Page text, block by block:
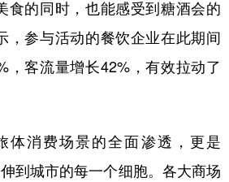
食的同时，也能感受到糖酒会的
，参与活动的餐饮企业在此期间
，客流量增长42%，有效拉动了
消费场景的全面渗透，更是
到城市的每一个细胞。各大商场